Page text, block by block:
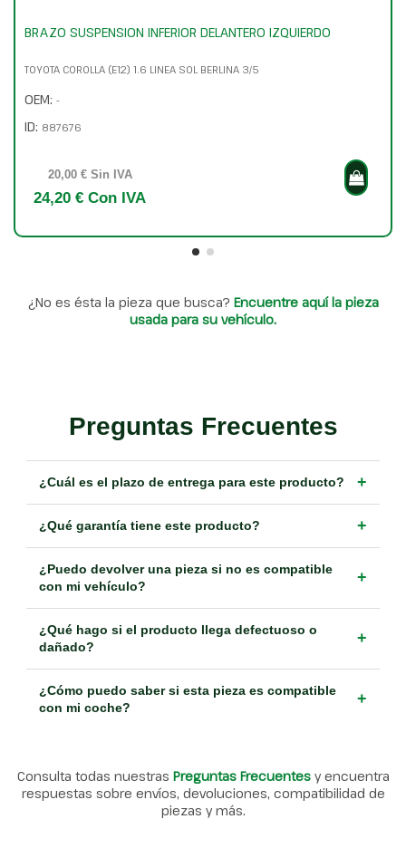
BRAZO SUSPENSION INFERIOR DELANTERO IZQUIERDO
TOYOTA COROLLA (E12) 1.6 LINEA SOL BERLINA 3/5
OEM: -
ID: 887676
20,00 € Sin IVA
24,20 € Con IVA
¿No es ésta la pieza que busca? Encuentre aquí la pieza
usada para su vehículo.
Preguntas Frecuentes
¿Cuál es el plazo de entrega para este producto? +
¿Qué garantía tiene este producto? +
¿Puedo devolver una pieza si no es compatible
con mi vehículo?
+
¿Qué hago si el producto llega defectuoso o
dañado?
+
¿Cómo puedo saber si esta pieza es compatible
con mi coche?
+
Consulta todas nuestras Preguntas Frecuentes y encuentra
respuestas sobre envíos, devoluciones, compatibilidad de
piezas y más.